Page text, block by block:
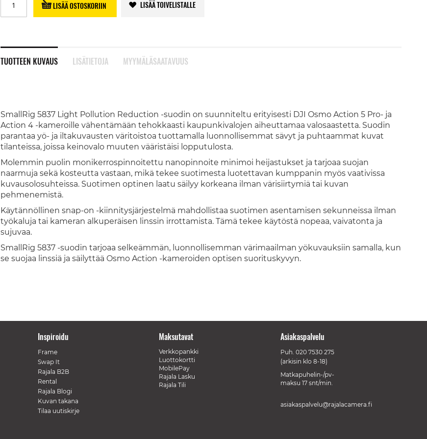
LISÄÄ OSTOSKORIIN LISÄÄ TOIVELISTALLE
TUOTTEEN KUVAUS
SmallRig 5837 Light Pollution Reduction -suodin on suunniteltu erityisesti DJI Osmo Action 5 Pro- ja
Action 4 -kameroille vähentämään tehokkaasti kaupunkivalojen aiheuttamaa valosaastetta. Suodin
parantaa yö- ja iltakuvausten väritoistoa tuottamalla luonnollisemmat sävyt ja puhtaammat kuvat
tilanteissa, joissa keinovalo muuten vääristäisi lopputulosta.
Molemmin puolin monikerrospinnoitettu nanopinnoite minimoi heijastukset ja tarjoaa suojan
naarmuja sekä kosteutta vastaan, mikä tekee suotimesta luotettavan kumppanin myös vaativissa
kuvausolosuhteissa. Suotimen optinen laatu säilyy korkeana ilman värisiirtymiä tai kuvan
pehmenemistä.
Käytännöllinen snap-on -kiinnitysjärjestelmä mahdollistaa suotimen asentamisen sekunneissa ilman
työkaluja tai kameran alkuperäisen linssin irrottamista. Tämä tekee käytöstä nopeaa, vaivatonta ja
sujuvaa.
SmallRig 5837 -suodin tarjoaa selkeämmän, luonnollisemman värimaailman yökuvauksiin samalla, kun
se suojaa linssiä ja säilyttää Osmo Action -kameroiden optisen suorituskyvyn.
LISÄTIETOJA MYYMÄLÄSAATAVUUS
Inspiroidu
Frame
Swap It
Rajala B2B
Rental
Rajala Blogi
Kuvan takana
Tilaa uutiskirje
Maksutavat
Verkkopankki
Luottokortti
MobilePay
Rajala Lasku
Rajala Tili
Asiakaspalvelu
Puh. 020 7530 275
(arkisin klo 8-18)
Matkapuhelin-/pv-
maksu 17 snt/min.
asiakaspalvelu@rajalacamera.fi